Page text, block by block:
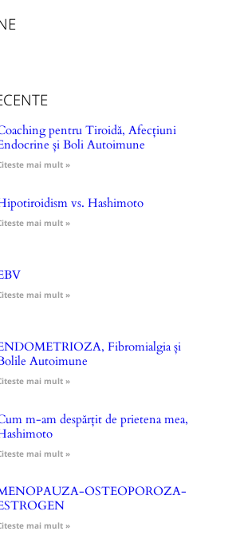
pentru Tiroidă, Afecțiuni
și Boli Autoimune
mai mult »
vs. Hashimoto
mai mult »
mai mult »
Fibromialgia și
Autoimune
mai mult »
m-am despărțit de prietena mea,
mai mult »
OSTEOPOROZA-
mai mult »